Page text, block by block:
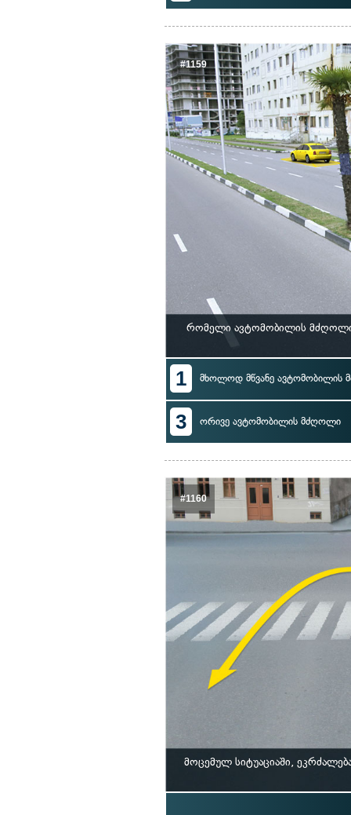
#1159
რომელი ავტომობილის მძღოლი
1 მხოლოდ მწვანე ავტომობილის
3 ორივე ავტომობილის მძღოლი
#1160
მოცემულ სიტუაციაში,